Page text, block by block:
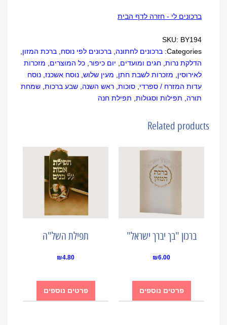
quantity
ברכונים לי - חזרה לדף הבית
SKU: BY194
Categories: ברכונים לחתונה ברכונים לפי נוסח ברכת המזון
הדלקת נרות חגים ומועדים יום כיפור כל המוצרים
מזכרות
לאירוסין
מזכרות לשבת חתן מעין שלוש נוסח אשכנז נוסח
עדות המזרח / ספרדי סוכות ראש השנה שבע ברכות שמחת
תורה
תפילות וסגולות תפילת חנה
Related products
ברכון "בך יברך ישראל"
₪6.00
פרטים נוספים
תפילת השל"ה
₪4.80
פרטים נוספים